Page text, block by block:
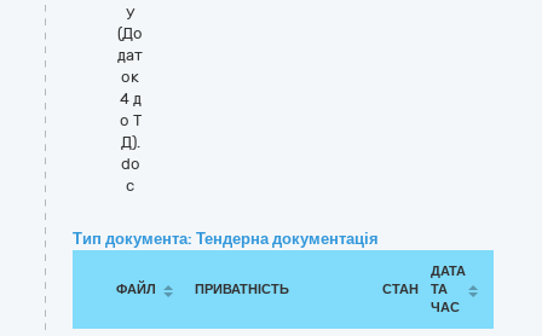
у
(До
дат
ок
4 д
о Т
Д).
do
c
Тип документа: Тендерна документація
ФАЙЛ ПРИВАТНІСТЬ СТАН
ДАТА
ТА
ЧАС